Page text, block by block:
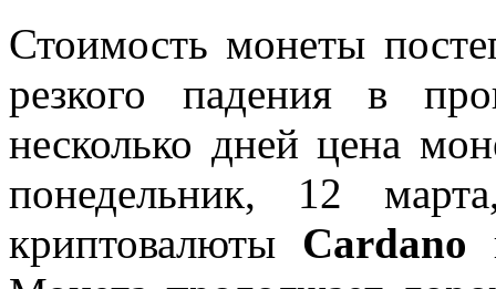
Стоимость монеты
резкого падения в
несколько дней цена
понедельник, 12
криптовалюты Cardano